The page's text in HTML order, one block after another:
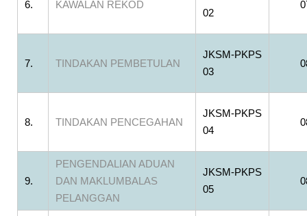
6. KAWALAN REKOD
02
7. TINDAKAN PEMBETULAN
JKSM-PKPS
03
8. TINDAKAN PENCEGAHAN
JKSM-PKPS
04
9.
PENGENDALIAN ADUAN
DAN MAKLUMBALAS
PELANGGAN
JKSM-PKPS
05